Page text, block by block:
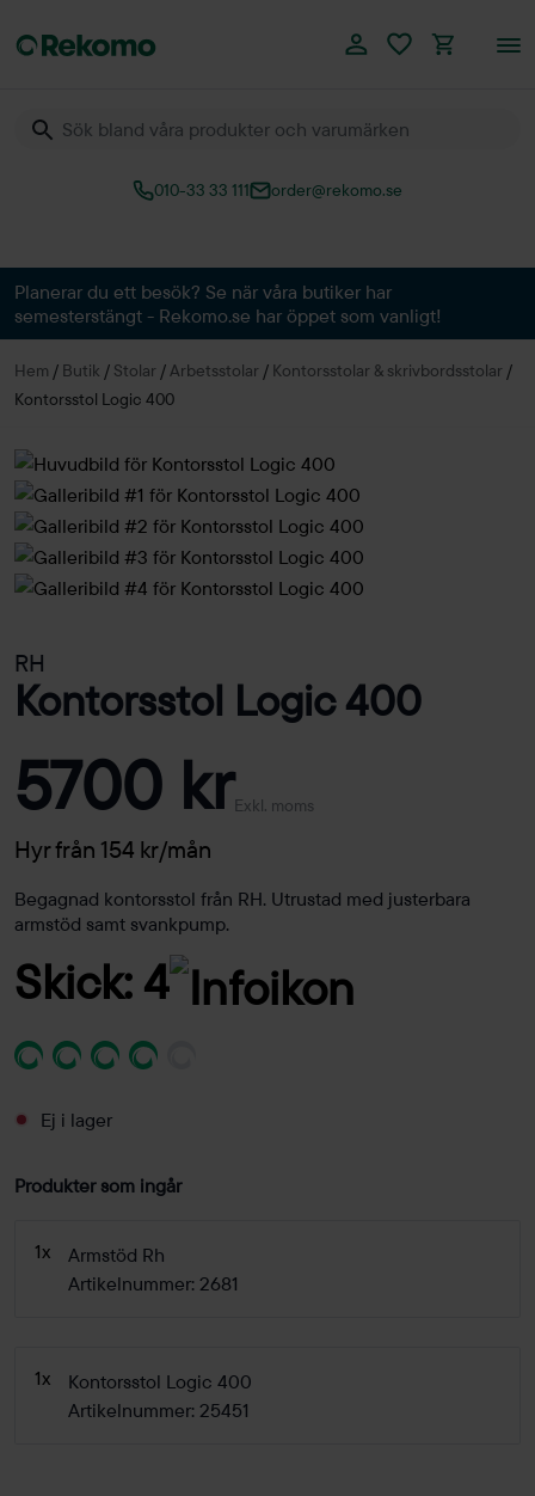
010-33 33 111 order@rekomo.se
Planerar du ett besök? Se när våra butiker har
semesterstängt - Rekomo.se har öppet som vanligt!
Hem / Butik / Stolar /Arbetsstolar / Kontorsstolar & skrivbordsstolar /
Kontorsstol Logic 400
RH
Kontorsstol Logic 400
5700 krExkl. moms
Hyr från 154 kr/mån
Begagnad kontorsstol från RH. Utrustad med justerbara
armstöd samt svankpump.
Skick: 4
Ej i lager
Produkter som ingår
1x
Armstöd Rh
Artikelnummer: 2681
1x
Kontorsstol Logic 400
Artikelnummer: 25451